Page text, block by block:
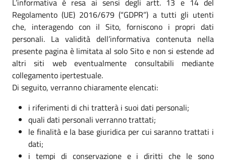
Regolamento (UE) 2016/679 (“GDPR”) a tutti gli utenti
che, interagendo con il Sito, forniscono i propri dati
personali. La validità dell’informativa contenuta nella
presente pagina è limitata al solo Sito e non si estende ad
altri siti web eventualmente consultabili mediante
collegamento ipertestuale.
Di seguito, verranno chiaramente elencati:
i riferimenti di chi tratterà i suoi dati personali;
quali dati personali verranno trattati;
le finalità e la base giuridica per cui saranno trattati i
dati;
i tempi di conservazione e i diritti che le sono